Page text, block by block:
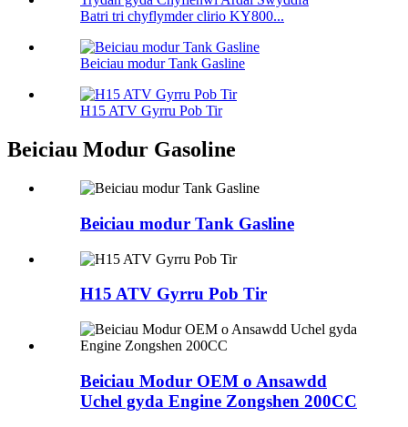
Batri tri chyflymder clirio KY800...
Beiciau modur Tank Gasline
H15 ATV Gyrru Pob Tir
Beiciau Modur Gasoline
Beiciau modur Tank Gasline
H15 ATV Gyrru Pob Tir
Beiciau Modur OEM o Ansawdd
Uchel gyda Engine Zongshen 200CC